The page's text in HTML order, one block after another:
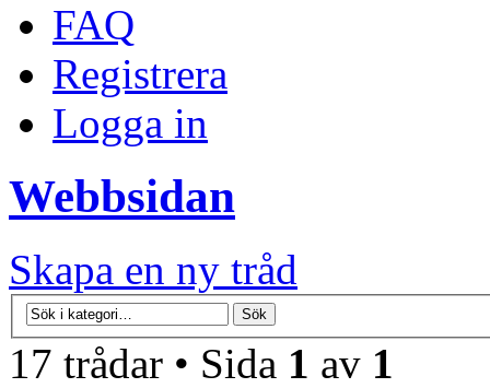
FAQ
Registrera
Logga in
Webbsidan
Skapa en ny tråd
17 trådar • Sida 1 av 1